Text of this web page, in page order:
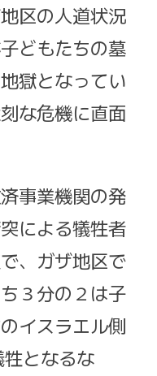
区の人道状況
どもたちの墓
獄となってい
な危機に直面
事業機関の発
による犠牲者
、ガザ地区で
３分の２は子
イスラエル側
となるな